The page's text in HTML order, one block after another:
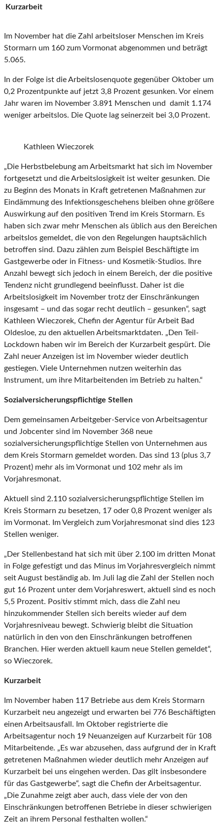
Kurzarbeit
Im November hat die Zahl arbeitsloser Menschen im Kreis
Stormarn um 160 zum Vormonat abgenommen und beträgt
5.065.
In der Folge ist die Arbeitslosenquote gegenüber Oktober um
0,2 Prozentpunkte auf jetzt 3,8 Prozent gesunken. Vor einem
Jahr waren im November 3.891 Menschen und damit 1.174
weniger arbeitslos. Die Quote lag seinerzeit bei 3,0 Prozent.
Kathleen Wieczorek
„Die Herbstbelebung am Arbeitsmarkt hat sich im November
fortgesetzt und die Arbeitslosigkeit ist weiter gesunken. Die
zu Beginn des Monats in Kraft getretenen Maßnahmen zur
Eindämmung des Infektionsgeschehens bleiben ohne größere
Auswirkung auf den positiven Trend im Kreis Stormarn. Es
haben sich zwar mehr Menschen als üblich aus den Bereichen
arbeitslos gemeldet, die von den Regelungen hauptsächlich
betroffen sind. Dazu zählen zum Beispiel Beschäftigte im
Gastgewerbe oder in Fitness- und Kosmetik-Studios. Ihre
Anzahl bewegt sich jedoch in einem Bereich, der die positive
Tendenz nicht grundlegend beeinflusst. Daher ist die
Arbeitslosigkeit im November trotz der Einschränkungen
insgesamt – und das sogar recht deutlich – gesunken“, sagt
Kathleen Wieczorek, Chefin der Agentur für Arbeit Bad
Oldesloe, zu den aktuellen Arbeitsmarktdaten. „Den Teil-
Lockdown haben wir im Bereich der Kurzarbeit gespürt. Die
Zahl neuer Anzeigen ist im November wieder deutlich
gestiegen. Viele Unternehmen nutzen weiterhin das
Instrument, um ihre Mitarbeitenden im Betrieb zu halten.“
Sozialversicherungspflichtige Stellen
Dem gemeinsamen Arbeitgeber-Service von Arbeitsagentur
und Jobcenter sind im November 368 neue
sozialversicherungspflichtige Stellen von Unternehmen aus
dem Kreis Stormarn gemeldet worden. Das sind 13 (plus 3,7
Prozent) mehr als im Vormonat und 102 mehr als im
Vorjahresmonat.
Aktuell sind 2.110 sozialversicherungspflichtige Stellen im
Kreis Stormarn zu besetzen, 17 oder 0,8 Prozent weniger als
im Vormonat. Im Vergleich zum Vorjahresmonat sind dies 123
Stellen weniger.
„Der Stellenbestand hat sich mit über 2.100 im dritten Monat
in Folge gefestigt und das Minus im Vorjahresvergleich nimmt
seit August beständig ab. Im Juli lag die Zahl der Stellen noch
gut 16 Prozent unter dem Vorjahreswert, aktuell sind es noch
5,5 Prozent. Positiv stimmt mich, dass die Zahl neu
hinzukommender Stellen sich bereits wieder auf dem
Vorjahresniveau bewegt. Schwierig bleibt die Situation
natürlich in den von den Einschränkungen betroffenen
Branchen. Hier werden aktuell kaum neue Stellen gemeldet“,
so Wieczorek.
Kurzarbeit
Im November haben 117 Betriebe aus dem Kreis Stormarn
Kurzarbeit neu angezeigt und erwarten bei 776 Beschäftigten
einen Arbeitsausfall. Im Oktober registrierte die
Arbeitsagentur noch 19 Neuanzeigen auf Kurzarbeit für 108
Mitarbeitende. „Es war abzusehen, dass aufgrund der in Kraft
getretenen Maßnahmen wieder deutlich mehr Anzeigen auf
Kurzarbeit bei uns eingehen werden. Das gilt insbesondere
für das Gastgewerbe“, sagt die Chefin der Arbeitsagentur.
„Die Zunahme zeigt aber auch, dass viele der von den
Einschränkungen betroffenen Betriebe in dieser schwierigen
Zeit an ihrem Personal festhalten wollen.“